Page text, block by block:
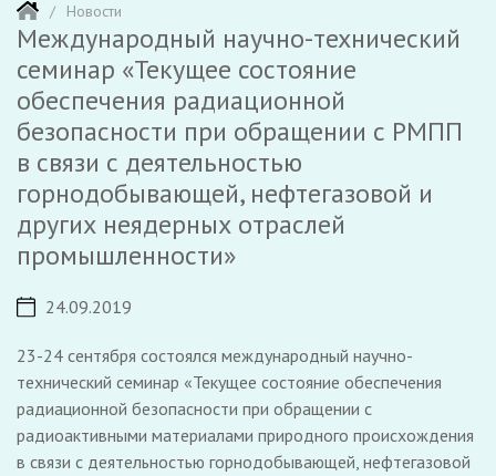
Новости
Международный научно-технический
семинар «Текущее состояние
обеспечения радиационной
безопасности при обращении с РМПП
в связи с деятельностью
горнодобывающей, нефтегазовой и
других неядерных отраслей
промышленности»
24.09.2019
23-24 сентября состоялся международный научно-
технический семинар «Текущее состояние обеспечения
радиационной безопасности при обращении с
радиоактивными материалами природного происхождения
в связи с деятельностью горнодобывающей, нефтегазовой